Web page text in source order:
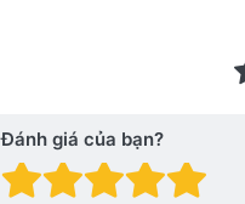
Đánh giá của bạn?
Đánh
Đánh
Đánh giá: 1